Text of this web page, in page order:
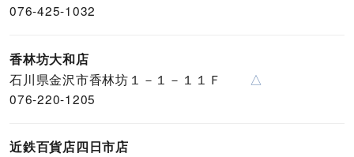
076-425-1032
香林坊大和店
石川県金沢市香林坊１－１－１１Ｆ
076-220-1205
△
近鉄百貨店四日市店